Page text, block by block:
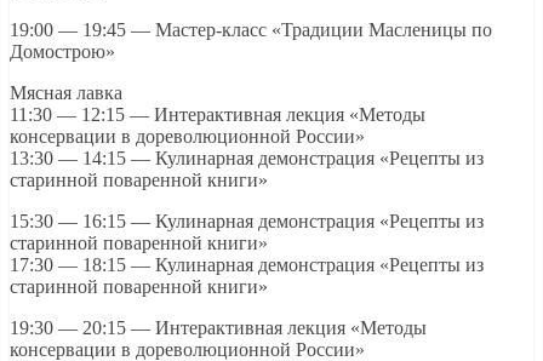
19:00 — 19:45 — Мастер-класс «Традиции Масленицы по
Домострою»
Мясная лавка
11:30 — 12:15 — Интерактивная лекция «Методы
консервации в дореволюционной России»
13:30 — 14:15 — Кулинарная демонстрация «Рецепты из
старинной поваренной книги»
15:30 — 16:15 — Кулинарная демонстрация «Рецепты из
старинной поваренной книги»
17:30 — 18:15 — Кулинарная демонстрация «Рецепты из
старинной поваренной книги»
19:30 — 20:15 — Интерактивная лекция «Методы
консервации в дореволюционной России»